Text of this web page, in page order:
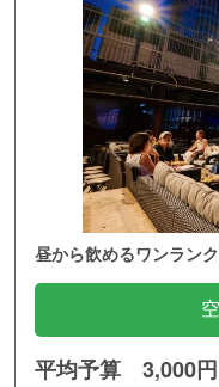
昼から飲めるワンラン
平均予算 3,000円